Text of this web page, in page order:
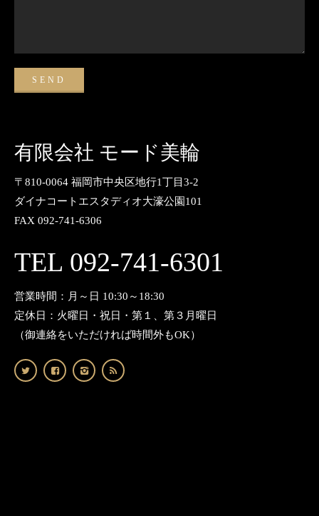
有限会社 モード美輪
〒810-0064 福岡市中央区地行1丁目3-2
ダイナコートエスタディオ大濠公園101
FAX 092-741-6306
TEL 092-741-6301
営業時間：月～日 10:30～18:30
定休日：火曜日・祝日・第１、第３月曜日
（御連絡をいただければ時間外もOK）